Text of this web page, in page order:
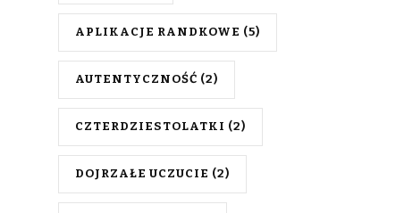
APLIKACJE RANDKOWE (5)
AUTENTYCZNOŚĆ (2)
CZTERDZIESTOLATKI (2)
DOJRZAŁE UCZUCIE (2)